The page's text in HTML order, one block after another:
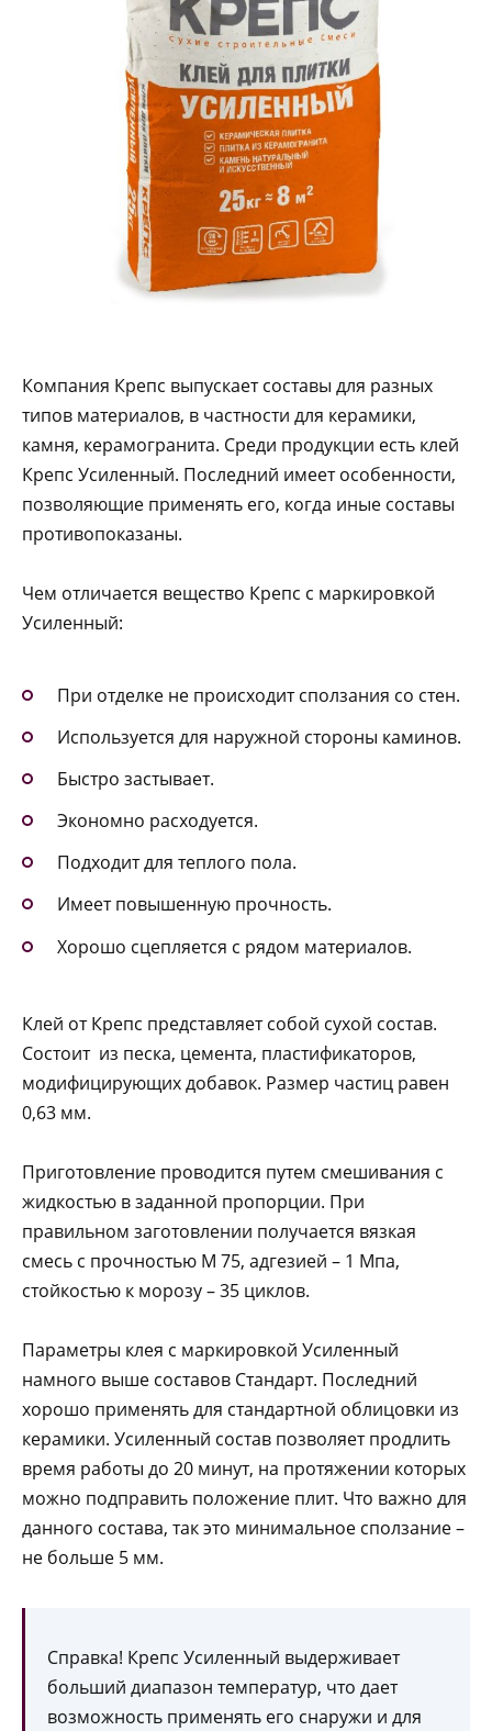
Компания Крепс выпускает составы для разных
типов материалов, в частности для керамики,
камня, керамогранита. Среди продукции есть клей
Крепс Усиленный. Последний имеет особенности,
позволяющие применять его, когда иные составы
противопоказаны.
Чем отличается вещество Крепс с маркировкой
Усиленный:
При отделке не происходит сползания со стен.
Используется для наружной стороны каминов.
Быстро застывает.
Экономно расходуется.
Подходит для теплого пола.
Имеет повышенную прочность.
Хорошо сцепляется с рядом материалов.
Клей от Крепс представляет собой сухой состав.
Состоит из песка, цемента, пластификаторов,
модифицирующих добавок. Размер частиц равен
0,63 мм.
Приготовление проводится путем смешивания с
жидкостью в заданной пропорции. При
правильном заготовлении получается вязкая
смесь с прочностью М 75, адгезией – 1 Мпа,
стойкостью к морозу – 35 циклов.
Параметры клея с маркировкой Усиленный
намного выше составов Стандарт. Последний
хорошо применять для стандартной облицовки из
керамики. Усиленный состав позволяет продлить
время работы до 20 минут, на протяжении которых
можно подправить положение плит. Что важно для
данного состава, так это минимальное сползание –
не больше 5 мм.
Справка! Крепс Усиленный выдерживает
больший диапазон температур, что дает
возможность применять его снаружи и для